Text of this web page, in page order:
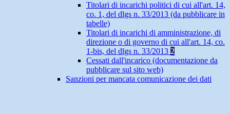
Titolari di incarichi politici di cui all'art. 14,
co. 1, del dlgs n. 33/2013 (da pubblicare in
tabelle)
Titolari di incarichi di amministrazione, di
direzione o di governo di cui all'art. 14, co.
1-bis, del dlgs n. 33/2013 2
Cessati dall'incarico (documentazione da
pubblicare sul sito web)
Sanzioni per mancata comunicazione dei dati